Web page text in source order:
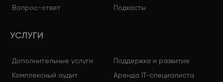
Вопрос-ответ
Подкасты
УСЛУГИ
Дополнительные услуги
Поддержка и развитие
Комплексный аудит
Аренда IT-специалиста